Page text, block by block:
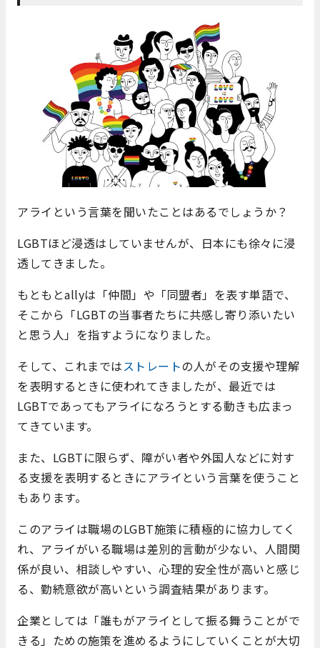
アライという言葉を聞いたことはあるでしょうか？
LGBTほど浸透はしていませんが、日本にも徐々に浸
透してきました。
もともとallyは「仲間」や「同盟者」を表す単語で、
そこから「LGBTの当事者たちに共感し寄り添いたい
と思う人」を指すようになりました。
そして、これまではストレートの人がその支援や理解
を表明するときに使われてきましたが、最近では
LGBTであってもアライになろうとする動きも広まっ
てきています。
また、LGBTに限らず、障がい者や外国人などに対す
る支援を表明するときにアライという言葉を使うこと
もあります。
このアライは職場のLGBT施策に積極的に協力してく
れ、アライがいる職場は差別的言動が少ない、人間関
係が良い、相談しやすい、心理的安全性が高いと感じ
る、勤続意欲が高いという調査結果があります。
企業としては「誰もがアライとして振る舞うことがで
きる」ための施策を進めるようにしていくことが大切